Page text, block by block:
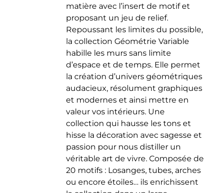
du
produit
matière avec l’insert de motif et
proposant un jeu de relief.
Repoussant les limites du possible,
la collection Géométrie Variable
habille les murs sans limite
d’espace et de temps. Elle permet
la création d’univers géométriques
audacieux, résolument graphiques
et modernes et ainsi mettre en
valeur vos intérieurs. Une
collection qui hausse les tons et
hisse la décoration avec sagesse et
passion pour nous distiller un
véritable art de vivre. Composée de
20 motifs : Losanges, tubes, arches
ou encore étoiles… ils enrichissent